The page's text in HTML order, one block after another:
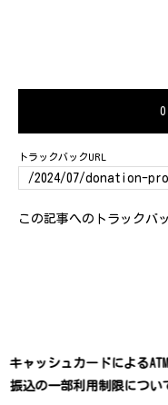
0
トラックバックURL
この記事へのトラックバ
第38回かんしんマルシェの
催について